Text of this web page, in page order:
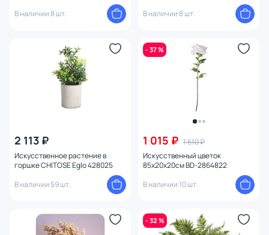
В наличии 8 шт.
В наличии 8 шт.
2 113 ₽
Искусственное растение в
горшке CHITOSE Eglo 428025
В наличии 59 шт.
- 37 %
1 015 ₽ 1 610 ₽
Искусственный цветок
85x20x20см BD-2864822
В наличии 10 шт.
- 32 %